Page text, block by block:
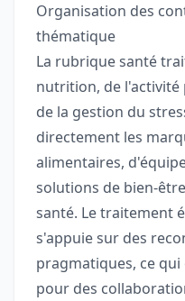
Organisation des
thématique
La rubrique santé
nutrition, de l'activité
de la gestion du
directement les
alimentaires,
solutions de bien-
santé. Le traitement
s'appuie sur des
pragmatiques, ce
pour des